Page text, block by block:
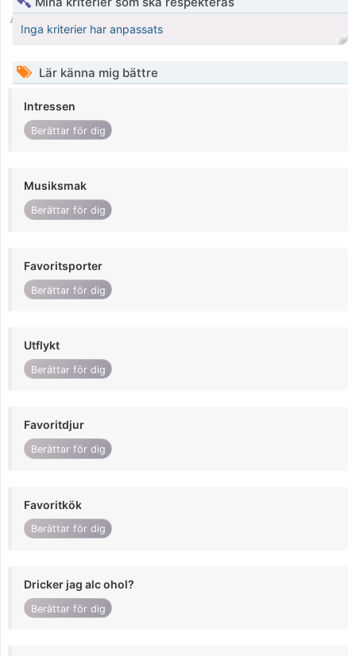
Inga kriterier har anpassats
Lär känna mig bättre
Intressen
Berättar för dig
Musiksmak
Berättar för dig
Favoritsporter
Berättar för dig
Utflykt
Berättar för dig
Favoritdjur
Berättar för dig
Favoritkök
Berättar för dig
Dricker jag alc ohol?
Berättar för dig